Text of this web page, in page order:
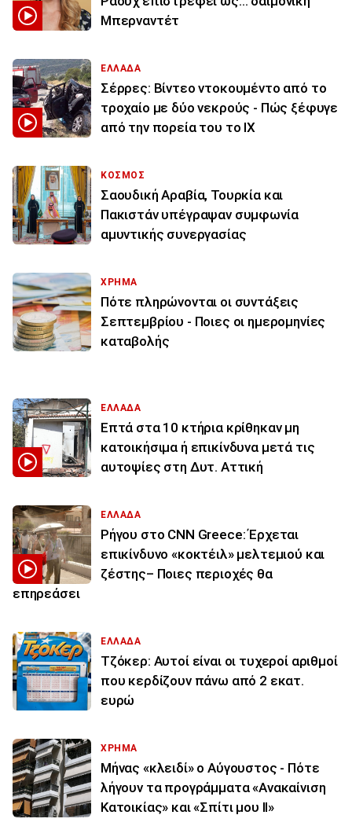
Μπερναντέτ
ΕΛΛΑΔΑ
Σέρρες: Βίντεο ντοκουμέντο από το
τροχαίο με δύο νεκρούς - Πώς ξέφυγε
από την πορεία του το ΙΧ
ΚΟΣΜΟΣ
Σαουδική Αραβία, Τουρκία και
Πακιστάν υπέγραψαν συμφωνία
αμυντικής συνεργασίας
ΧΡΗΜΑ
Πότε πληρώνονται οι συντάξεις
Σεπτεμβρίου - Ποιες οι ημερομηνίες
καταβολής
ΕΛΛΑΔΑ
Επτά στα 10 κτήρια κρίθηκαν μη
κατοικήσιμα ή επικίνδυνα μετά τις
αυτοψίες στη Δυτ. Αττική
ΕΛΛΑΔΑ
Ρήγου στο CNN Greece: Έρχεται
επικίνδυνο «κοκτέιλ» μελτεμιού και
ζέστης– Ποιες περιοχές θα
επηρεάσει
ΕΛΛΑΔΑ
Τζόκερ: Αυτοί είναι οι τυχεροί αριθμοί
που κερδίζουν πάνω από 2 εκατ.
ευρώ
ΧΡΗΜΑ
Μήνας «κλειδί» ο Αύγουστος - Πότε
λήγουν τα προγράμματα «Ανακαίνιση
Κατοικίας» και «Σπίτι μου ΙΙ»